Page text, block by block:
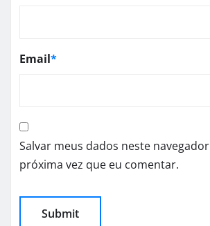
Email*
Salvar meus dados neste
próxima vez que eu comentar.